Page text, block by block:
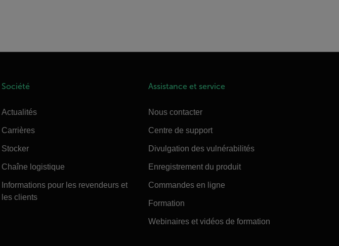
Société
Actualités
Carrières
Stocker
Chaîne logistique
Informations pour les revendeurs et
les clients
Assistance et service
Nous contacter
Centre de support
Divulgation des vulnérabilités
Enregistrement du produit
Commandes en ligne
Formation
Webinaires et vidéos de formation